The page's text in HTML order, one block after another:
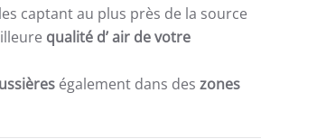
captant au plus près de la source
qualité d’ air de votre
également dans deszones